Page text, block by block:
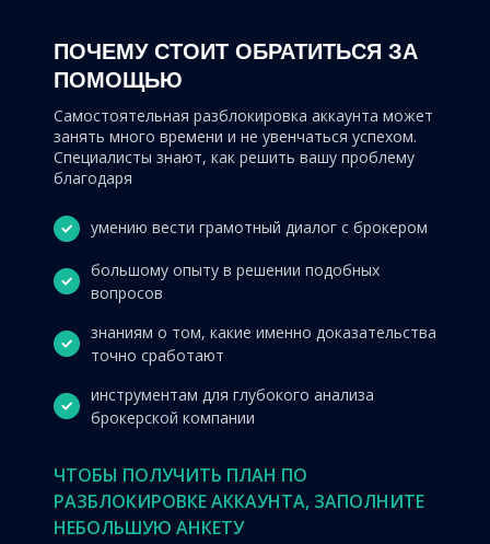
ПОЧЕМУ СТОИТ ОБРАТИТЬСЯ ЗА
ПОМОЩЬЮ
Самостоятельная разблокировка аккаунта может
занять много времени и не увенчаться успехом.
Специалисты знают, как решить вашу проблему
благодаря
умению вести грамотный диалог с брокером
большому опыту в решении подобных
вопросов
знаниям о том, какие именно доказательства
точно сработают
инструментам для глубокого анализа
брокерской компании
ЧТОБЫ ПОЛУЧИТЬ ПЛАН ПО
РАЗБЛОКИРОВКЕ АККАУНТА, ЗАПОЛНИТЕ
НЕБОЛЬШУЮ АНКЕТУ